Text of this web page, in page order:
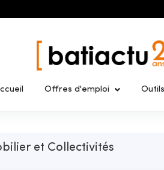
Offres d'emploi
et Collectivités